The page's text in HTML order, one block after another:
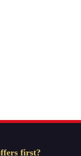
first?